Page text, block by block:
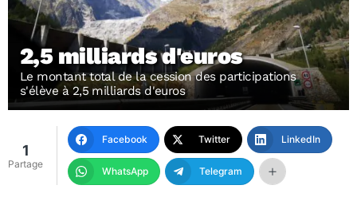
2,5 milliards d'euros
Le montant total de la cession des participations
s'élève à 2,5 milliards d'euros
1
Partage
Facebook Twitter LinkedIn
WhatsApp Telegram